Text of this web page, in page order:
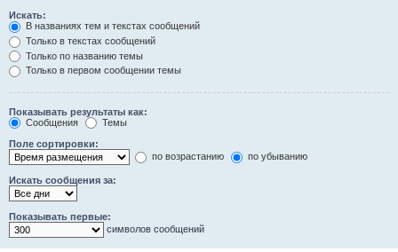
Искать:
В названиях тем и текстах сообщений
Только в текстах сообщений
Только по названию темы
Только в первом сообщении темы
Показывать результаты как:
Сообщения
Темы
Поле сортировки:
по возрастанию
по убыванию
Искать сообщения за:
Показывать первые:
символов сообщений